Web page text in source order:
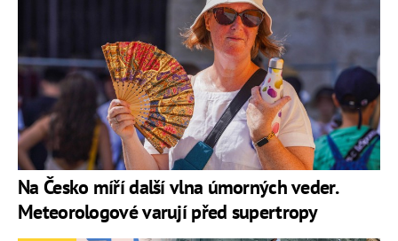
Na Česko míří další vlna úmorných veder.
Meteorologové varují před supertropy